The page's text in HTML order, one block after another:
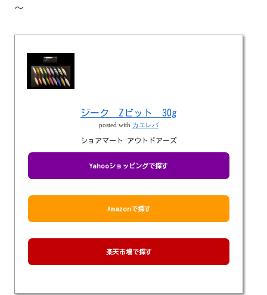
～
ジーク Zビット 30g
posted with カエレバ
ショアマート アウトドアーズ
Yahooショッピングで探す
Amazonで探す
楽天市場で探す